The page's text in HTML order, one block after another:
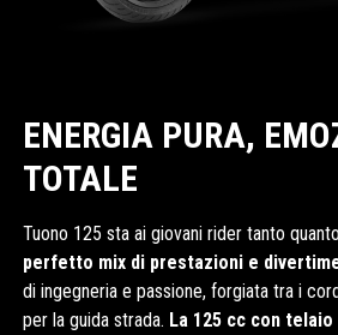
ENERGIA PURA,
TOTALE
Tuono 125 sta ai giovani rider tanto
perfetto mix di prestazioni e
di ingegneria e passione, forgiata tra i
per la guida strada. La 125 cc con